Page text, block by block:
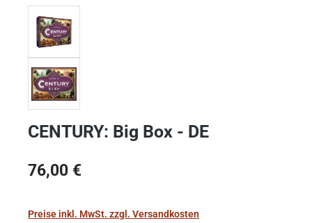
CENTURY: Big Box - DE
Regulärer Preis:
76,00 €
Preise inkl. MwSt. zzgl. Versandkosten